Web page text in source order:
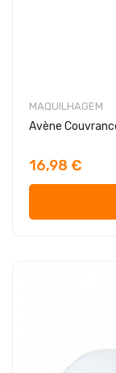
MAQUILHAGEM
16,98 €